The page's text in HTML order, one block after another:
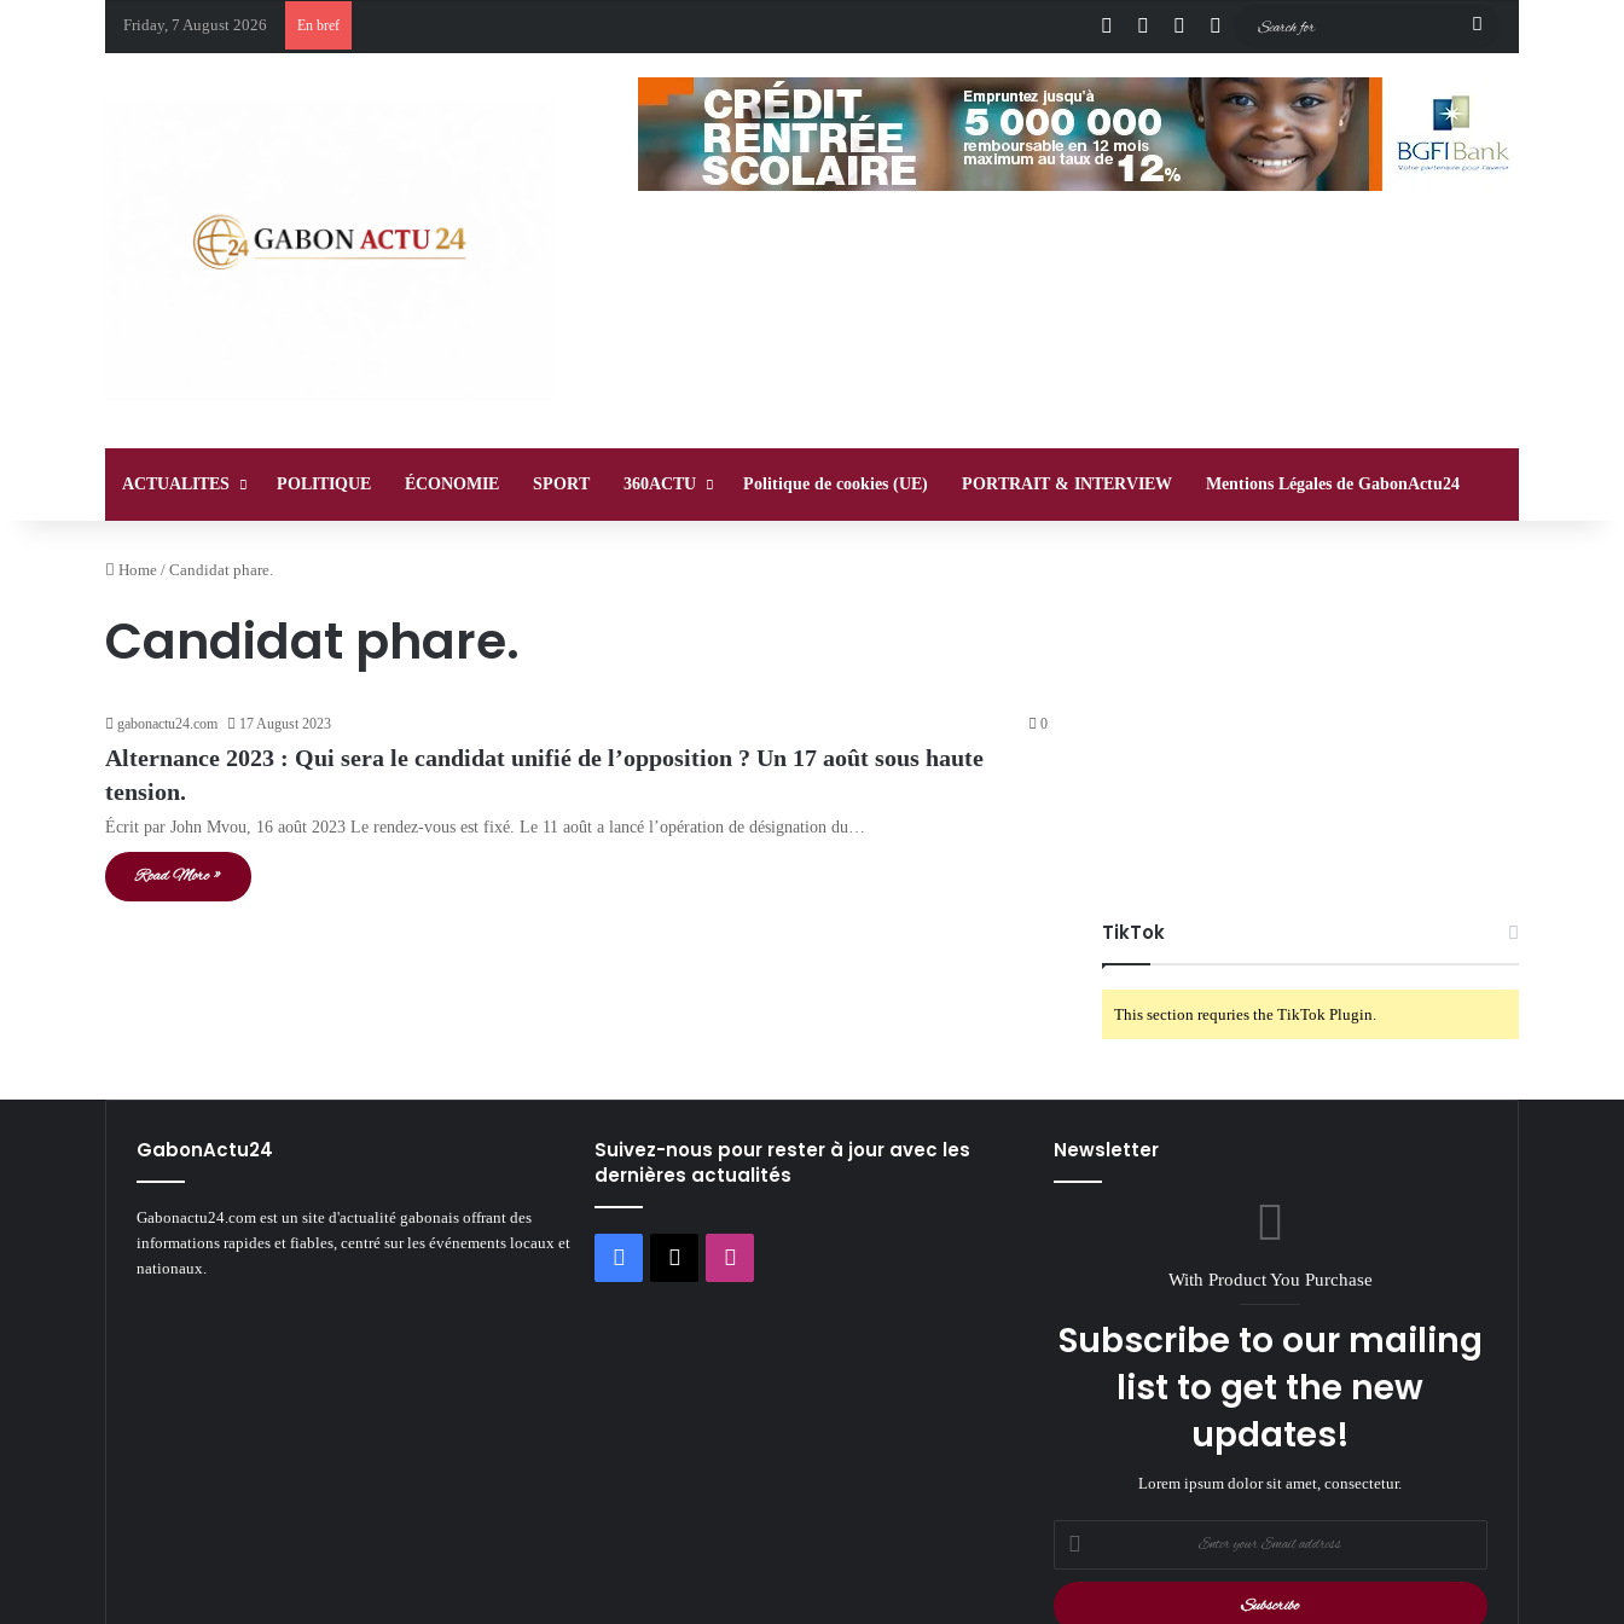
Friday, 7 August 2026 En bref Facebook InstagramSwitch skin
ACTUALITES POLITIQUE ÉCONOMIE SPORT 360ACTU Politique de cookies (UE) PORTRAIT & INTERVIEW Mentions Légales de GabonActu24
Home / Candidat phare.
Candidat phare.
gabonactu24.com 17 August 2023 0
Alternance 2023 : Qui sera le candidat unifié de l’opposition ? Un 17 août sous haute
tension.
Écrit par John Mvou, 16 août 2023 Le rendez-vous est fixé. Le 11 août a lancé l’opération de désignation du…
Read More »
TikTok
This section requries the TikTok Plugin.
GabonActu24
Gabonactu24.com est un site d'actualité gabonais offrant des
informations rapides et fiables, centré sur les événements locaux et
nationaux.
Suivez-nous pour rester à jour avec les
dernières actualités
Facebook
Newsletter
With Product You Purchase
Subscribe to our mailing
list to get the new
updates!
Lorem ipsum dolor sit amet, consectetur.
Enter
your
Email
address